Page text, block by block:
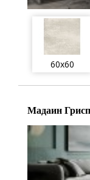
60x60
Мадаин